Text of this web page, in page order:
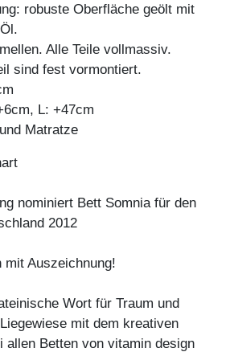
robuste Oberfläche geölt mit
Alle Teile vollmassiv.
sind fest vormontiert.
L: +47cm
Matratze
nominiert Bett Somnia für den
2012
Auszeichnung!
Wort für Traum und
mit dem kreativen
allen Betten von vitamin design